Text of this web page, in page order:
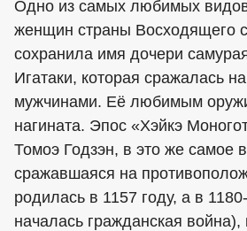
Одно из самых любимых
женщин страны Восходящего
сохранила имя дочери
Игатаки, которая сражалась
мужчинами. Её любимым
нагината. Эпос «Хэйкэ
Томоэ Годзэн, в это же самое
сражавшаяся на
родилась в 1157 году, а в
началась гражданская война),